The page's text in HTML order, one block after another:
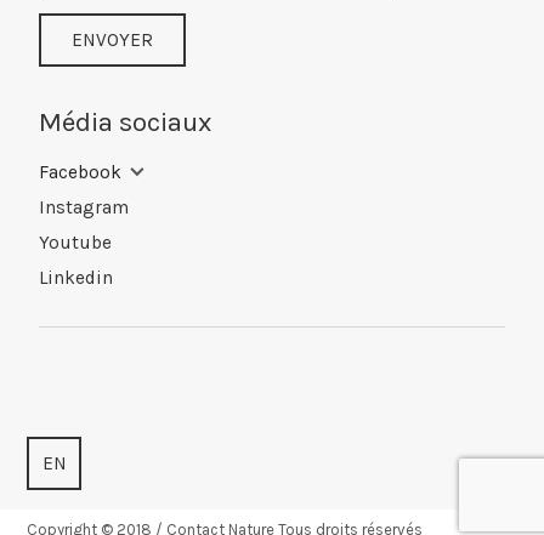
ENVOYER
Média sociaux
Facebook
Instagram
Youtube
Linkedin
EN
Copyright © 2018 / Contact Nature Tous droits réservés